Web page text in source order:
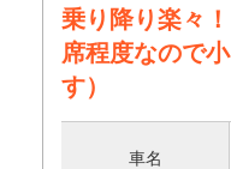
乗り降り楽々
席程度なので
す）
車名